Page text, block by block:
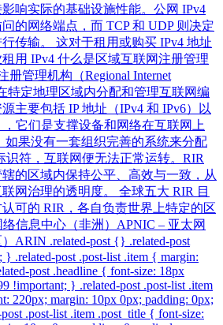
响实际的基础设施性能。公网 IPv4
的网络端点，而 TCP 和 UDP 则决定
传输。 这对于租用或购买 IPv4 地址
用 IPv4 什么是区域互联网注册管理
册管理机构（Regional Internet
特定地理区域内分配和管理互联网编
主要包括 IP 地址（IPv4 和 IPv6）以
它们是支撑设备和网络在互联网上
如果没有一套组织完善的系统来分配
识符，互联网便无法正常运转。RIR
的区域内保持公平、高效与一致，从
网治理的透明度。 全球五大 RIR 目
可的 RIR，各自负责世界上特定的区
信息中心（非洲）APNIC – 亚太网
ARIN .related-post {} .related-post
.related-post .post-list .item { margin:
post .headline { font-size: 18px
!important; } .related-post .post-list .item
220px; margin: 10px 0px; padding: 0px;
.post-list .item .post_title { font-size: